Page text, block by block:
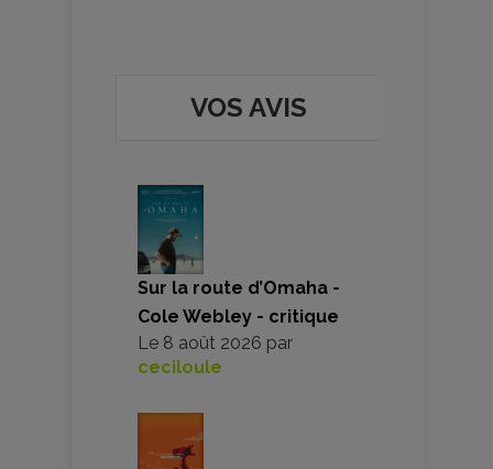
VOS AVIS
Sur la route d’Omaha -
Cole Webley - critique
Le 8 août 2026 par
ceciloule